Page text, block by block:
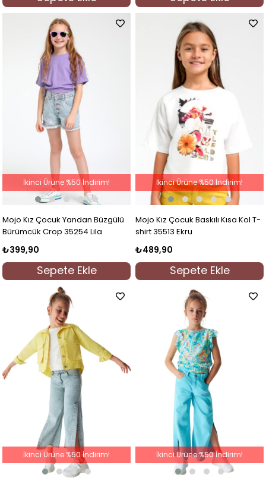
Mojo Kız Çocuk Yandan Büzgülü
Bürümcük Crop 35254 Lila
₺399,90
Sepete Ekle
İkinci Ürüne %50 İndirim!
Mojo Kız Çocuk Baskılı Kısa Kol T-
shirt 35513 Ekru
₺489,90
Sepete Ekle
İkinci Ürüne %50 İndirim!
İkinci Ürüne %50 İndirim! İkinci Ürüne %50 İndirim!